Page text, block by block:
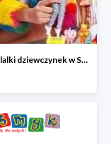
Ulubione lalki dziewczynek w Smyku do -45%